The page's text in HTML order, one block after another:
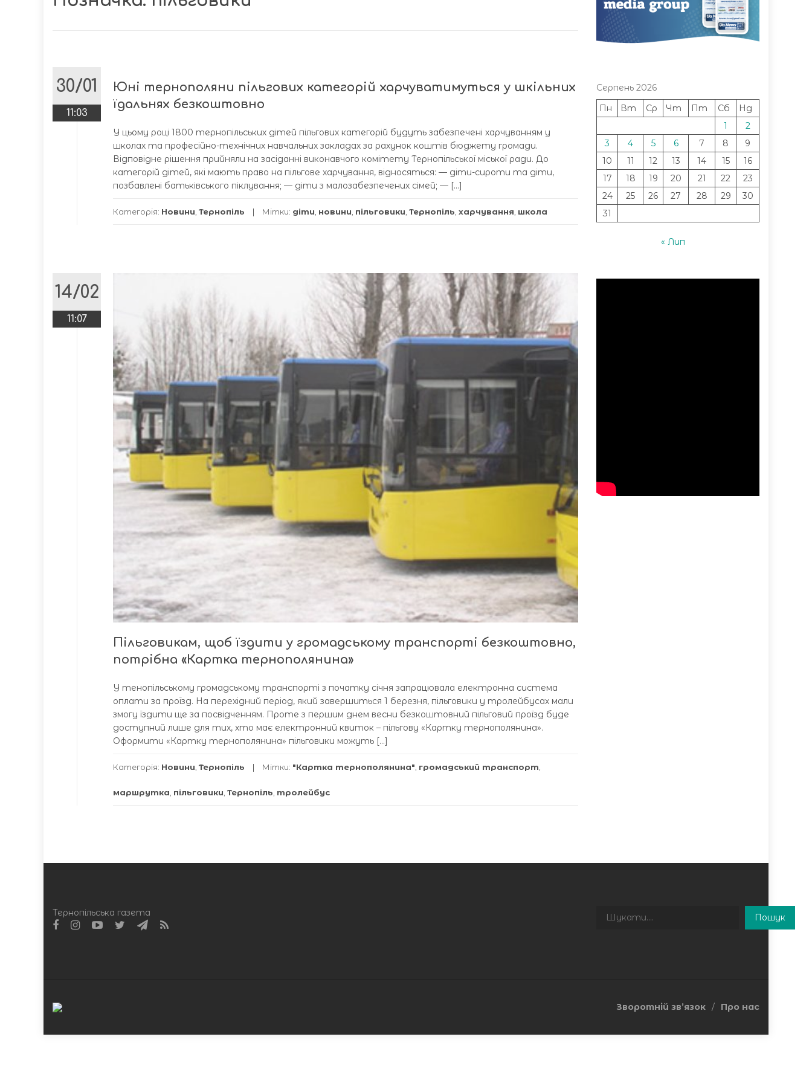
30/01
11:03
Юні тернополяни пільгових категорій харчуватимуться у шкільних
їдальнях безкоштовно
У цьому році 1800 тернопільських дітей пільгових категорій будуть забезпечені харчуванням у
школах та професійно-технічних навчальних закладах за рахунок коштів бюджету громади.
Відповідне рішення прийняли на засіданні виконавчого комітету Тернопільської міської ради. До
категорій дітей, які мають право на пільгове харчування, відносяться: — діти-сироти та діти,
позбавлені батьківського піклування; — діти з малозабезпечених сімей; — […]
Категорія: Новини Тернопіль Мітки: діти новини пільговики Тернопіль харчування школа
14/02
11:07
Пільговикам, щоб їздити у громадському транспорті безкоштовно,
потрібна «Картка тернополянина»
У тенопільському громадському транспорті з початку січня запрацювала електронна система
оплати за проїзд. На перехідний період, який завершиться 1 березня, пільговики у тролейбусах мали
змогу їздити ще за посвідченням. Проте з першим днем весни безкоштовний пільговий проїзд буде
доступний лише для тих, хто має електронний квиток – пільгову «Картку тернополянина».
Оформити «Картку тернополянина» пільговики можуть […]
Категорія: Новини Тернопіль Мітки: "Картка тернополянина" громадський транспорт
маршрутка пільговики Тернопіль тролейбус
Серпень 2026
Пн
Вт Ср Чт Пт Сб
Нд
1
2
3
4 5 6 7 8
9
10
11 12 13 14 15
16
17
18 19 20 21 22
23
24
25 26 27 28 29
30
31
« Лип
Тернопільська газета Пошук
Пошук
Зворотній зв’язок Про нас